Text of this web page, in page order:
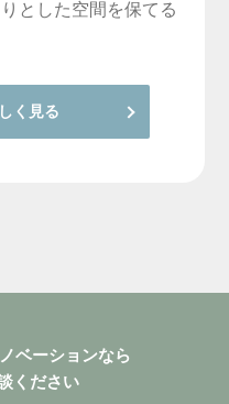
とした空間を保てる
く見る
ベーションなら
ください